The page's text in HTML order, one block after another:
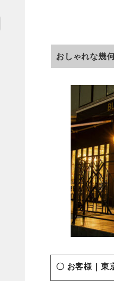
おしゃれな幾
〇 お客様｜東